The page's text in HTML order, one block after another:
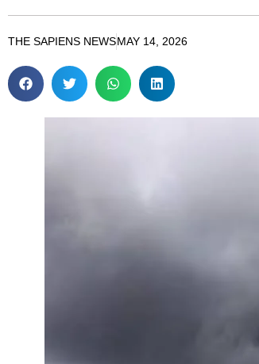
THE SAPIENS NEWSMAY 14, 2026